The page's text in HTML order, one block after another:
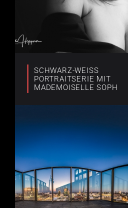
SCHWARZ-WEISS P
ORTRAITSERIE MIT
MADEMOISELLE SOPH